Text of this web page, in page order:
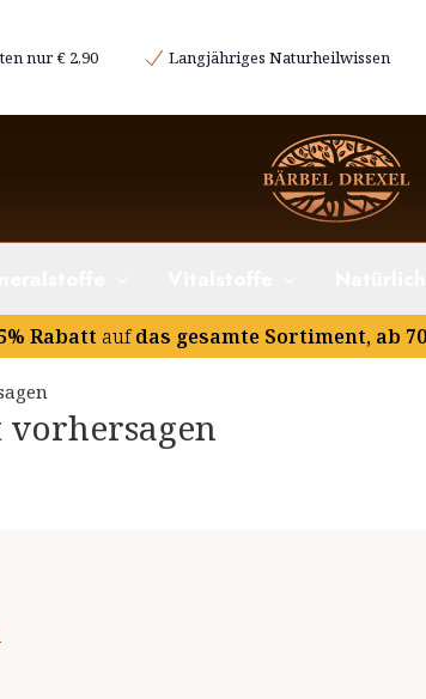
nur € 2,90 Langjähriges Naturheilwissen
Rabatt aufdas gesamte Sortiment, ab
vorhersagen